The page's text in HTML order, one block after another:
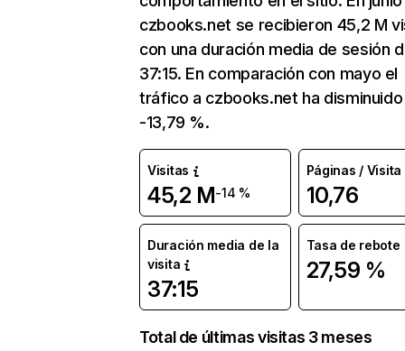
czbooks.net se recibieron 45,2 M
con una duración media de sesión
37:15. En comparación con mayo el
tráfico a czbooks.net ha
-13,79 %.
Visitas
45,2 M-14 %
Páginas / Visita
10,76
Duración media de la
visita
37:15
Tasa de rebote
27,59 %
Total de últimas visitas 3 meses